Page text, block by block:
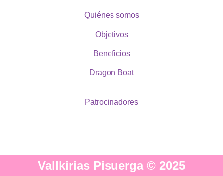
Quiénes somos
Objetivos
Beneficios
Dragon Boat
Patrocinadores
Vallkirias Pisuerga © 2025